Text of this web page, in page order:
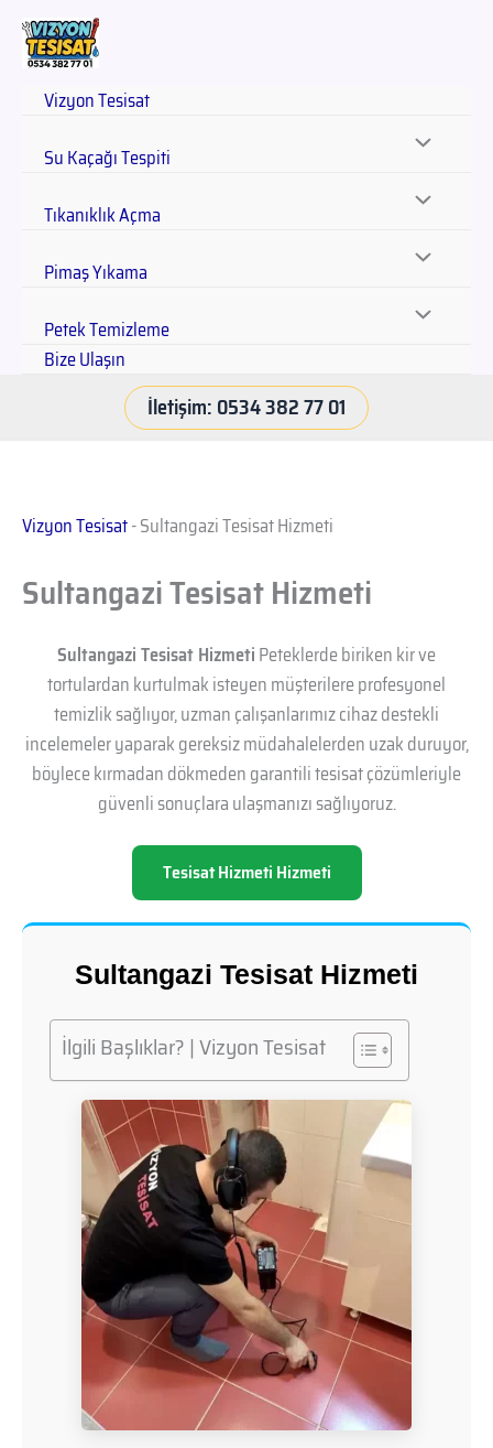
Vizyon Tesisat
Su Kaçağı Tespiti
Tıkanıklık Açma
Pimaş Yıkama
Petek Temizleme
Bize Ulaşın
İletişim: 0534 382 77 01
Vizyon Tesisat-Sultangazi Tesisat Hizmeti
Sultangazi Tesisat Hizmeti
Sultangazi Tesisat HizmetiPeteklerde biriken kir ve
tortulardan kurtulmak isteyen müşterilere profesyonel
temizlik sağlıyor, uzman çalışanlarımız cihaz destekli
incelemeler yaparak gereksiz müdahalelerden uzak duruyor,
böylece kırmadan dökmeden garantili tesisat çözümleriyle
güvenli sonuçlara ulaşmanızı sağlıyoruz.
Tesisat Hizmeti Hizmeti
Sultangazi Tesisat Hizmeti
İlgili Başlıklar? | Vizyon Tesisat